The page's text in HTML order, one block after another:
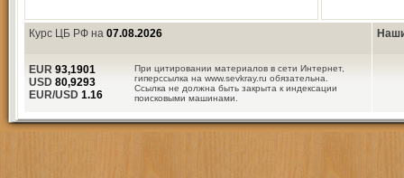
Курс ЦБ РФ на 07.08.2026
При цитировании материалов в сети Интернет,
гиперссылка на www.sevkray.ru обязательна.
Ссылка не должна быть закрыта к индексации
поисковыми машинами.
EUR 93,1901
USD 80,9293
EUR/USD 1.16